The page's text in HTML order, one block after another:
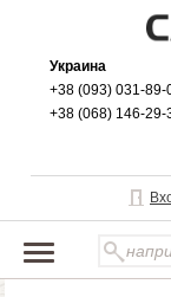
Украина
+38 (093) 031-89-
+38 (068) 146-29-